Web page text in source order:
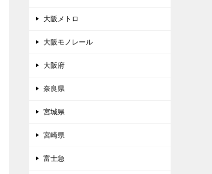
大阪メトロ
大阪モノレール
大阪府
奈良県
宮城県
宮崎県
富士急